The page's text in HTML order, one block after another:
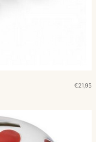
€21,95